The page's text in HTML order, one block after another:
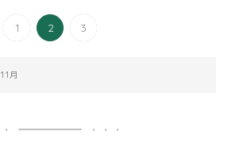
1 2 3
11月